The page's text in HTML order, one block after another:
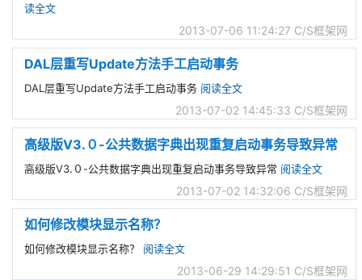
读全文
2013-07-06 11:24:27 C/S框架网
DAL层重写Update方法手工启动事务
DAL层重写Update方法手工启动事务 阅读全文
2013-07-02 14:45:33 C/S框架网
高级版V3.０-公共数据字典出现重复启动事务导致异常
高级版V3.０-公共数据字典出现重复启动事务导致异常 阅读全文
2013-07-02 14:32:06 C/S框架网
如何修改模块显示名称？
如何修改模块显示名称？ 阅读全文
2013-06-29 14:29:51 C/S框架网